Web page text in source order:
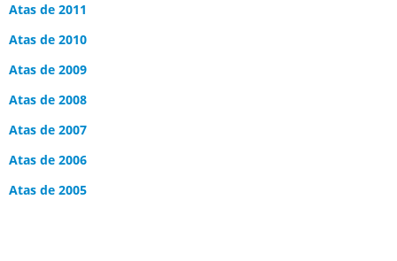
Atas de 2011
Atas de 2010
Atas de 2009
Atas de 2008
Atas de 2007
Atas de 2006
Atas de 2005